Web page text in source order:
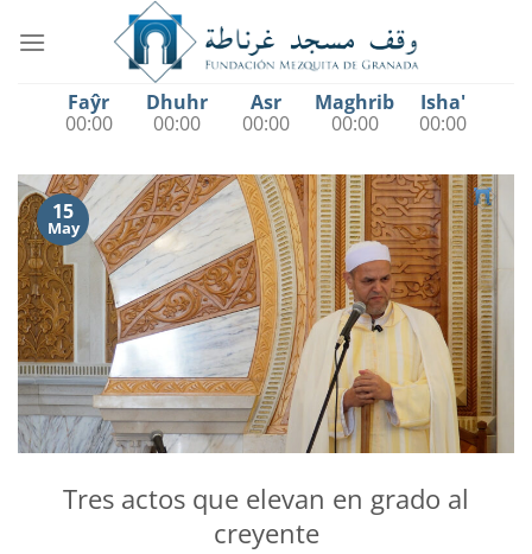
Faŷr
00:00
Dhuhr
00:00
Asr
00:00
Maghrib
00:00
Isha'
00:00
15
May
Tres actos que elevan en grado al
creyente